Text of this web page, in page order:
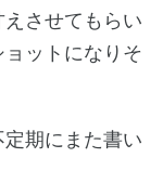
させてもらい
ットになりそ
期にまた書い